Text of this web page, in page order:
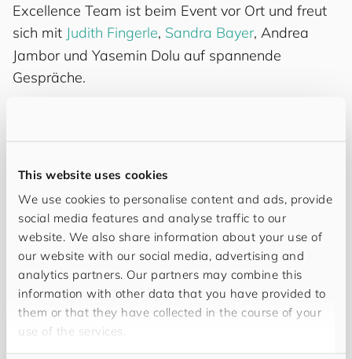
This website uses cookies
We use cookies to personalise content and ads, provide
social media features and analyse traffic to our
website. We also share information about your use of
our website with our social media, advertising and
analytics partners. Our partners may combine this
information with other data that you have provided to
them or that they have collected in the course of your
use of the services.
Excellence Team ist beim Event vor Ort und freut
sich mit Judith Fingerle, Sandra Bayer, Andrea
Jambor und Yasemin Dolu auf spannende
Gespräche.
Augsburger Gaswerkgeländes. Die
Deutschlands größte Digital Experience Konferenz
und DAS Event. Am 22. Juni dreht sich der ganze Tag
rund um die wichtigsten Trends und Technologien der
Digitalisierung – Zukunftsblick garantiert für alle, die
die digitale Zukunft aktiv mitgestalten wollen!
Top aktuelle Themen sind unter anderem: